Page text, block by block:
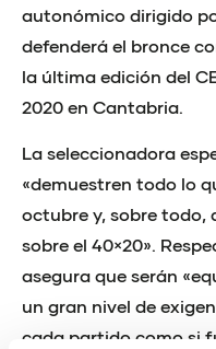
autonómico dirigido
defenderá el bronce
la última edición del
2020 en Cantabria.
La seleccionadora
«demuestren todo lo
octubre y, sobre todo,
sobre el 40×20».
asegura que serán
un gran nivel de
cada partido como si